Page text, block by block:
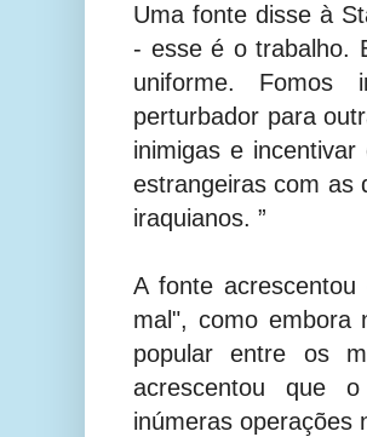
Uma fonte disse à
- esse é o trabalho.
uniforme. Fomos
perturbador para
inimigas e
estrangeiras com as
iraquianos. ”
A fonte
mal", como embora
popular entre os
acrescentou que
inúmeras operações